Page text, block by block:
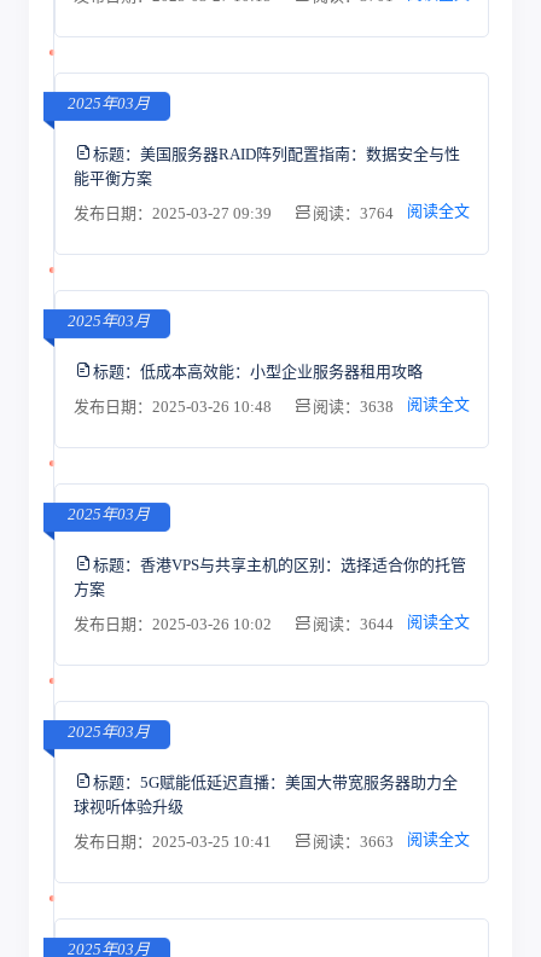
2025年03月
标题： 美国服务器RAID阵列配置指南：数据安全与性
能平衡方案
发布日期：2025-03-27 09:39
阅读：3764 阅读全文
2025年03月
标题： 低成本高效能：小型企业服务器租用攻略
发布日期：2025-03-26 10:48
阅读：3638 阅读全文
2025年03月
标题： 香港VPS与共享主机的区别：选择适合你的托管
方案
发布日期：2025-03-26 10:02
阅读：3644 阅读全文
2025年03月
标题： 5G赋能低延迟直播：美国大带宽服务器助力全
球视听体验升级
发布日期：2025-03-25 10:41
阅读：3663 阅读全文
2025年03月